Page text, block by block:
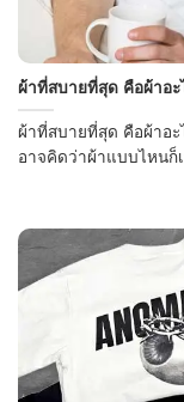
ผ้าที่สบายที่สุด คือผ้าอะ
ผ้าที่สบายที่สุด คือผ้าอ
อาจคิดว่าผ้าแบบไหนก็